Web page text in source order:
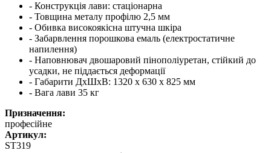
- Конструкція лави: стаціонарна
- Товщина металу профілю 2,5 мм
- Обивка високоякісна штучна шкіра
- Забарвлення порошкова емаль (електростатичне
напилення)
- Наповнювач двошаровий пінополіуретан, стійкий до
усадки, не піддається деформації
- Габарити ДхШхВ: 1320 х 630 х 825 мм
- Вага лави 35 кг
Призначення:
професійне
Артикул:
ST319